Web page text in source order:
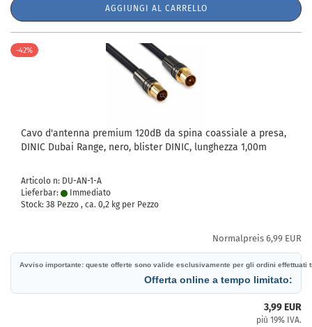
AGGIUNGI AL CARRELLO
-42%
Cavo d'antenna premium 120dB da spina coassiale a presa,
DINIC Dubai Range, nero, blister DINIC, lunghezza 1,00m
Articolo n: DU-AN-1-A
Lieferbar:
Immediato
Stock: 38 Pezzo , ca. 0,2 kg per Pezzo
Normalpreis 6,99 EUR
Avviso importante: queste offerte sono valide esclusivamente per gli ordini
Offerta online a tempo limitato:
3,99 EUR
più 19% IVA.